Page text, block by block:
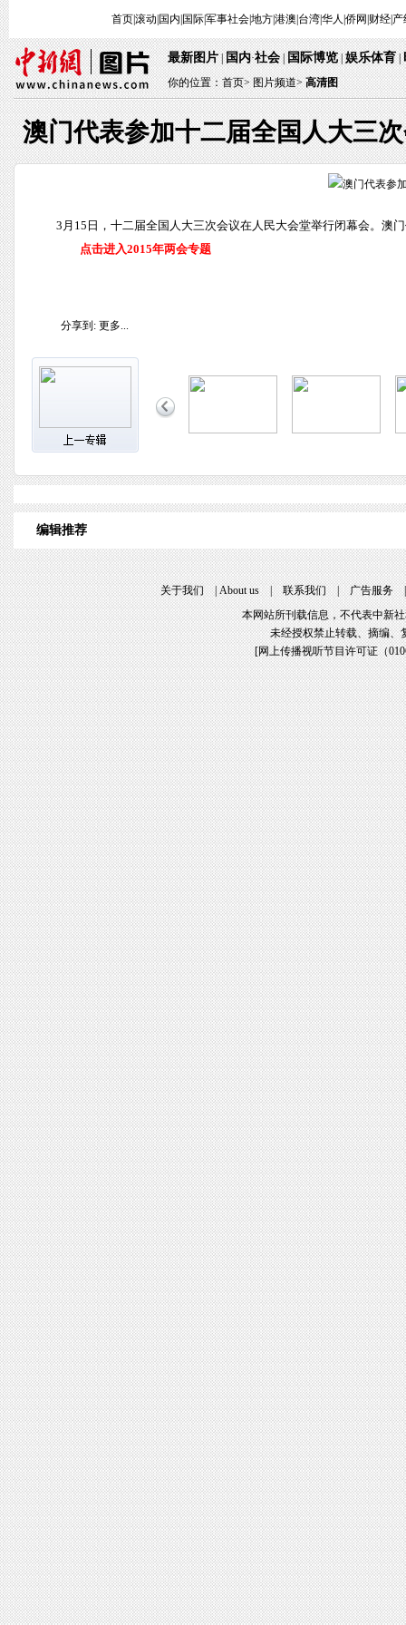
首页|滚动 国内 国际|军事社会|地方|港澳 台湾|华人 侨网 财经| 产
最新图片|国内·社会|国际博览|娱乐体育|
你的位置：首页>图片频道> 高清图
澳门代表参加十二届全国人大三
3月15日，十二届全国人大三次会议在人民大会堂举行闭幕会。澳
点击进入2015年两会专题
分享到: 更多...
编辑推荐
关于我们|About us|联系我们|广告服务
本网站所刊载信息，不代表中新
未经授权禁止转载、摘编、
[网上传播视听节目许可证（